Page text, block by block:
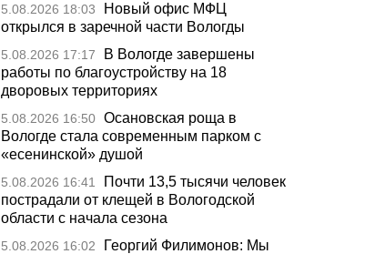
5.08.2026 18:03
Новый офис МФЦ
открылся в заречной части Вологды
5.08.2026 17:17
В Вологде завершены
работы по благоустройству на 18
дворовых территориях
5.08.2026 16:50 Осановская роща в
Вологде стала современным парком с
«есенинской» душой
5.08.2026 16:41
Почти 13,5 тысячи человек
пострадали от клещей в Вологодской
области с начала сезона
5.08.2026 16:02
Георгий Филимонов: Мы